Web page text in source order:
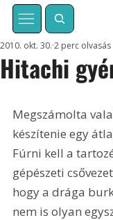
Hitachi
2010. okt. 30. 2 perc olvasás
Megszámolta
készítenie egy
Fúrni kell a
gépészeti
hogy a drága
nem is olyan